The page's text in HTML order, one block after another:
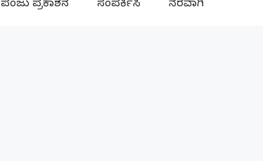
ಪಂಜು ಪ್ರಕಾಶನ ಸಂಪರ್ಕಿಸಿ ನೆರವಾಗಿ